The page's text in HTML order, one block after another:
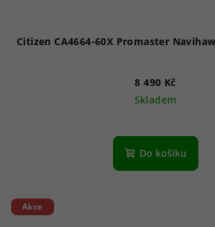
Citizen CA4664-60X Promaster
8 490 Kč
Skladem
Do košíku
Akce